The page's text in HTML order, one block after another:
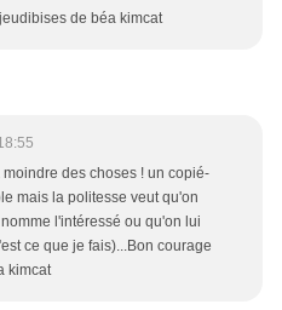
de béa kimcat
des choses ! un copié-
mais la politesse veut qu'on
l'intéressé ou qu'on lui
ce que je fais)...Bon courage
kimcat